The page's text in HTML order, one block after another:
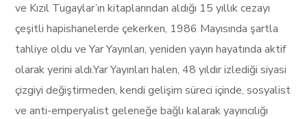
ve Kızıl Tugaylar’ın kitaplarından aldığı 15 yıllık cezayı
çeşitli hapishanelerde çekerken, 1986 Mayısında şartla
tahliye oldu ve Yar Yayınları, yeniden yayın hayatında aktif
olarak yerini aldı.Yar Yayınları halen, 48 yıldır izlediği siyasi
çizgiyi değiştirmeden, kendi gelişim süreci içinde, sosyalist
ve anti-emperyalist geleneğe bağlı kalarak yayıncılığı